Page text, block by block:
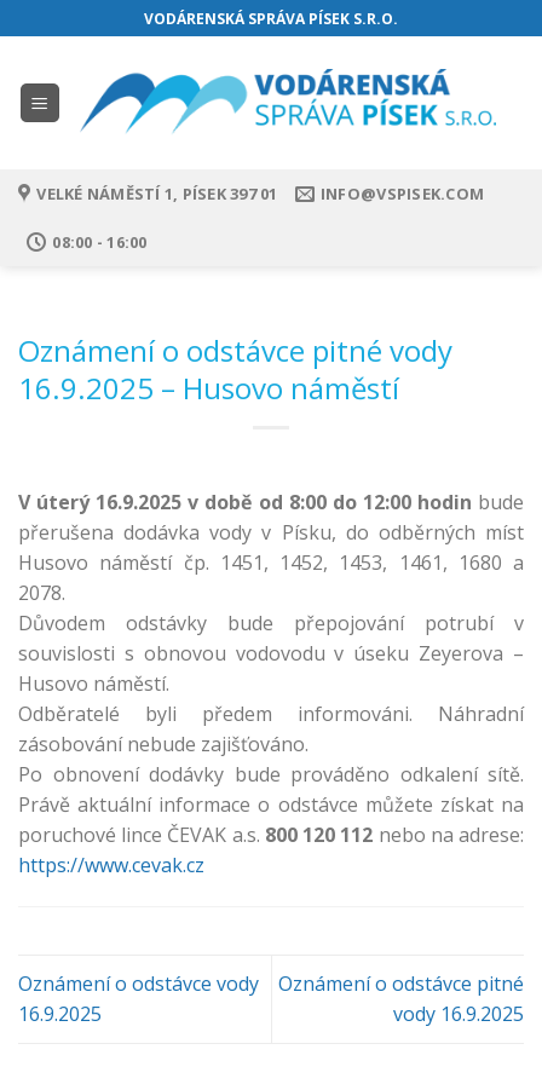
na
VODÁRENSKÁ SPRÁVA PÍSEK S.R.O.
VELKÉ NÁMĚSTÍ 1, PÍSEK 397 01 INFO@VSPISEK.COM
08:00 - 16:00
Oznámení o odstávce pitné vody
16.9.2025 – Husovo náměstí
V úterý 16.9.2025 v době od 8:00 do 12:00 hodin bude
přerušena dodávka vody v Písku, do odběrných míst
Husovo náměstí čp. 1451, 1452, 1453, 1461, 1680 a
2078.
Důvodem odstávky bude přepojování potrubí v
souvislosti s obnovou vodovodu v úseku Zeyerova –
Husovo náměstí.
Odběratelé byli předem informováni. Náhradní
zásobování nebude zajišťováno.
Po obnovení dodávky bude prováděno odkalení sítě.
Právě aktuální informace o odstávce můžete získat na
poruchové lince ČEVAK a.s. 800 120 112 nebo na adrese:
https://www.cevak.cz
Oznámení o odstávce vody
16.9.2025
Oznámení o odstávce pitné
vody 16.9.2025